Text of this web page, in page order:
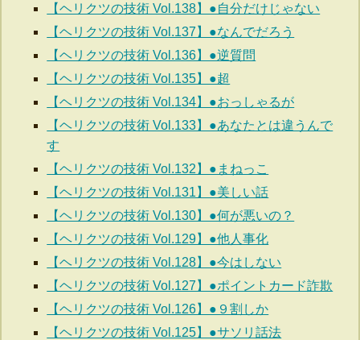
【ヘリクツの技術 Vol.138】●自分だけじゃない
【ヘリクツの技術 Vol.137】●なんでだろう
【ヘリクツの技術 Vol.136】●逆質問
【ヘリクツの技術 Vol.135】●超
【ヘリクツの技術 Vol.134】●おっしゃるが
【ヘリクツの技術 Vol.133】●あなたとは違うんで
す
【ヘリクツの技術 Vol.132】●まねっこ
【ヘリクツの技術 Vol.131】●美しい話
【ヘリクツの技術 Vol.130】●何が悪いの？
【ヘリクツの技術 Vol.129】●他人事化
【ヘリクツの技術 Vol.128】●今はしない
【ヘリクツの技術 Vol.127】●ポイントカード詐欺
【ヘリクツの技術 Vol.126】●９割しか
【ヘリクツの技術 Vol.125】●サソリ話法